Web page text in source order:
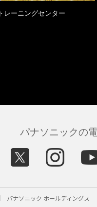
レーニングセンター
パナソニックの
パナソニック ホールディングス